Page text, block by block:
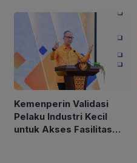
Kemenperin Validasi
Pelaku Industri Kecil
untuk Akses Fasilitas